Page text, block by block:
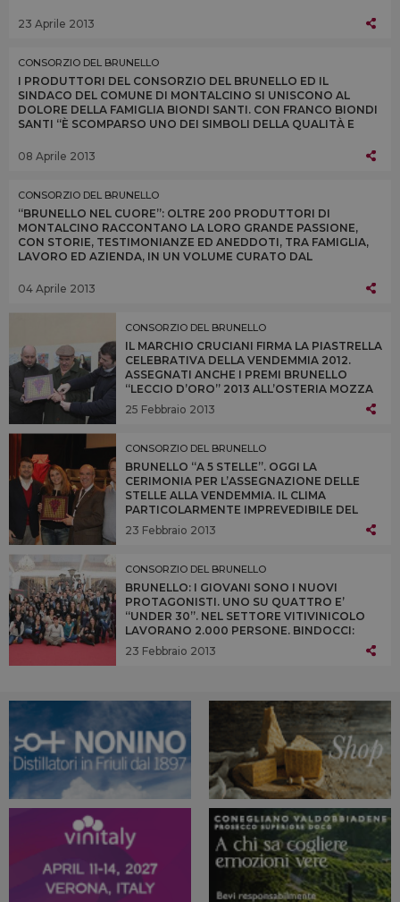
23 Aprile 2013
CONSORZIO DEL BRUNELLO
I PRODUTTORI DEL CONSORZIO DEL BRUNELLO ED IL
SINDACO DEL COMUNE DI MONTALCINO SI UNISCONO AL
DOLORE DELLA FAMIGLIA BIONDI SANTI. CON FRANCO BIONDI
SANTI “È SCOMPARSO UNO DEI SIMBOLI DELLA QUALITÀ E
08 Aprile 2013
CONSORZIO DEL BRUNELLO
“BRUNELLO NEL CUORE”: OLTRE 200 PRODUTTORI DI
MONTALCINO RACCONTANO LA LORO GRANDE PASSIONE,
CON STORIE, TESTIMONIANZE ED ANEDDOTI, TRA FAMIGLIA,
LAVORO ED AZIENDA, IN UN VOLUME CURATO DAL
04 Aprile 2013
CONSORZIO DEL BRUNELLO
IL MARCHIO CRUCIANI FIRMA LA PIASTRELLA
CELEBRATIVA DELLA VENDEMMIA 2012.
ASSEGNATI ANCHE I PREMI BRUNELLO
“LECCIO D’ORO” 2013 ALL’OSTERIA MOZZA
DI LOS ANGELES, ALL’ENOTECA CORTINA DI
CORTINA D’AMPEZZO E ALL’OSTERIA
25 Febbraio 2013
CONSORZIO DEL BRUNELLO
BRUNELLO “A 5 STELLE”. OGGI LA
CERIMONIA PER L’ASSEGNAZIONE DELLE
STELLE ALLA VENDEMMIA. IL CLIMA
PARTICOLARMENTE IMPREVEDIBILE DEL
2012 NON HA INFLUITO SULLA QUALITÀ
DELLE UVE RACCOLTE A MONTALCINO, A
14%
23 Febbraio 2013
CONSORZIO DEL BRUNELLO
BRUNELLO: I GIOVANI SONO I NUOVI
PROTAGONISTI. UNO SU QUATTRO E’
“UNDER 30”. NEL SETTORE VITIVINICOLO
LAVORANO 2.000 PERSONE. BINDOCCI:
“MONTALCINO È ESEMPIO RIUSCITO DI
TERRITORIO, DOVE L’AGRICOLTURA CREA
23 Febbraio 2013